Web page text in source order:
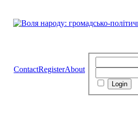
ContactRegisterAbout